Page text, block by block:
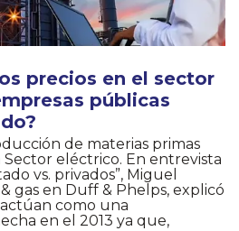
precios en el sector
públicas
de materias primas
eléctrico. En entrevista
vs. privados”, Miguel
gas en Duff & Phelps, explicó
como una
en el 2013 ya que,